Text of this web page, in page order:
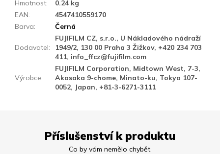
Příslušenství k produktu
Hmotnost:
0.24 kg
EAN:
4547410559170
Barva: Černá
Dodavatel:
FUJIFILM CZ, s.r.o., U Nákladového nádraží
1949/2, 130 00 Praha 3 Žižkov, +420 234 703
411, info_ffcz@fujifilm.com
Výrobce:
FUJIFILM Corporation, Midtown West, 7-3,
Akasaka 9-chome, Minato-ku, Tokyo 107-
0052, Japan, +81-3-6271-3111